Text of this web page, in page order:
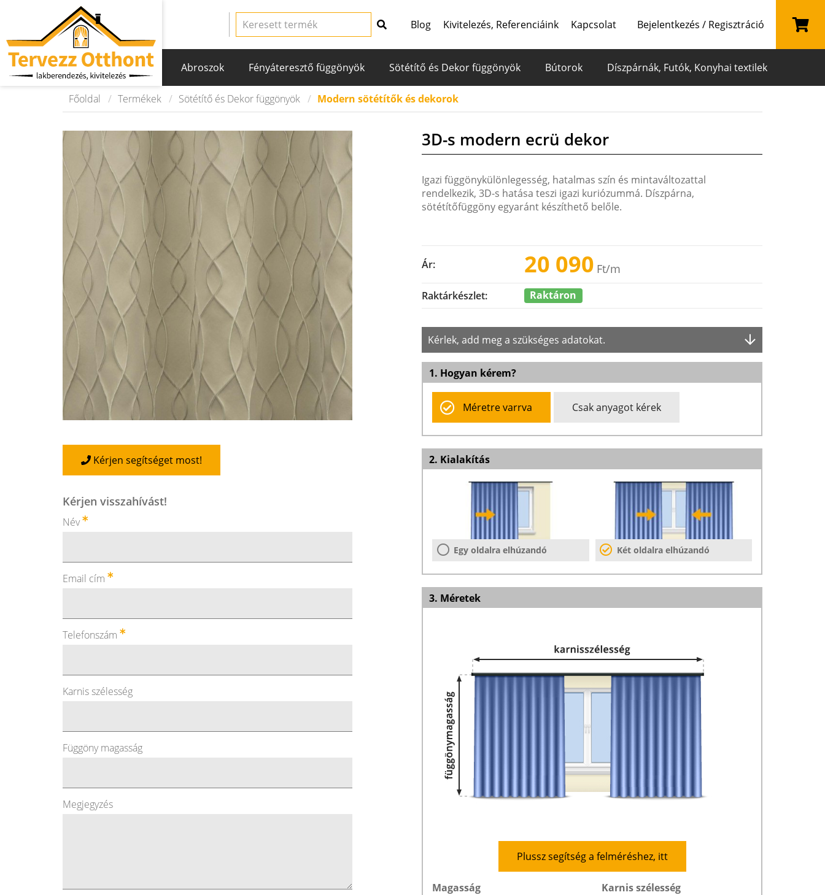
Blog Kivitelezés, Referenciáink Kapcsolat Bejelentkezés / Regisztráció
Abroszok Fényáteresztő függönyök Sötétítő és Dekor függönyök Bútorok Díszpárnák, Futók, Konyhai textilek
Főoldal Termékek Sötétítő és Dekor függönyök Modern sötétítők és dekorok
Kérjen segítséget most!
Kérjen visszahívást!
Név
Email cím
Telefonszám
Karnis szélesség
Függöny magasság
Megjegyzés
3D-s modern ecrü dekor
Igazi függönykülönlegesség, hatalmas szín és mintaváltozattal
rendelkezik, 3D-s hatása teszi igazi kuriózummá. Díszpárna,
sötétítőfüggöny egyaránt készíthető belőle.
Ár: 20 090 Ft/m
Raktárkészlet: Raktáron
Kérlek, add meg a szükséges adatokat.
1. Hogyan kérem?
Méretre varrva Csak anyagot kérek
2. Kialakítás
Egy oldalra elhúzandó Két oldalra elhúzandó
3. Méretek
Plussz segítség a felméréshez, itt
Magasság
Karnis szélesség